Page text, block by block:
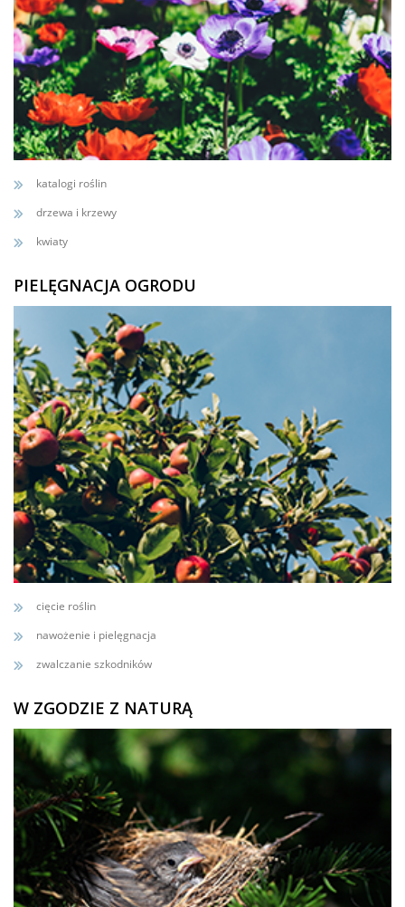
katalogi roślin
drzewa i krzewy
kwiaty
PIELĘGNACJA OGRODU
cięcie roślin
nawożenie i pielęgnacja
zwalczanie szkodników
W ZGODZIE Z NATURĄ